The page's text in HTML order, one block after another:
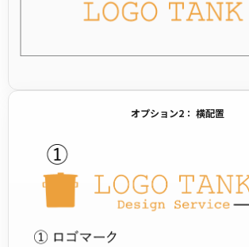
オプション2： 横配置